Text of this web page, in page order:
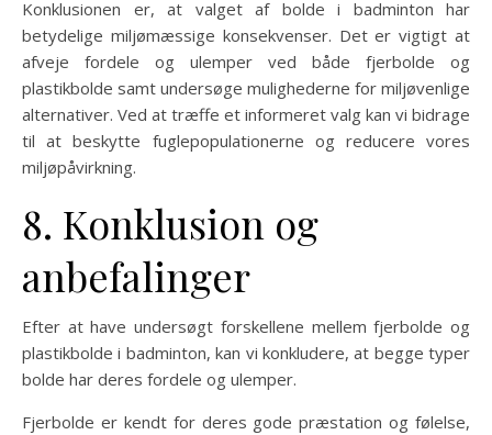
Konklusionen er, at valget af bolde i badminton har
betydelige miljømæssige konsekvenser. Det er vigtigt at
afveje fordele og ulemper ved både fjerbolde og
plastikbolde samt undersøge mulighederne for miljøvenlige
alternativer. Ved at træffe et informeret valg kan vi bidrage
til at beskytte fuglepopulationerne og reducere vores
miljøpåvirkning.
8. Konklusion og
anbefalinger
Efter at have undersøgt forskellene mellem fjerbolde og
plastikbolde i badminton, kan vi konkludere, at begge typer
bolde har deres fordele og ulemper.
Fjerbolde er kendt for deres gode præstation og følelse,